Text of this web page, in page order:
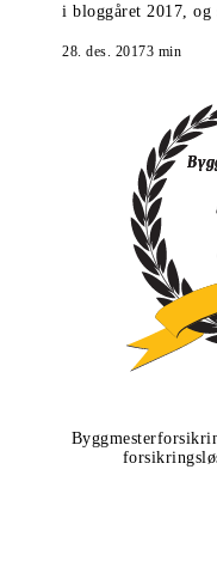
i bloggåret 2017, og
28. des. 20173 min